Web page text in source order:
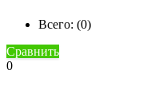
Всего: (0)
Сравнить
0